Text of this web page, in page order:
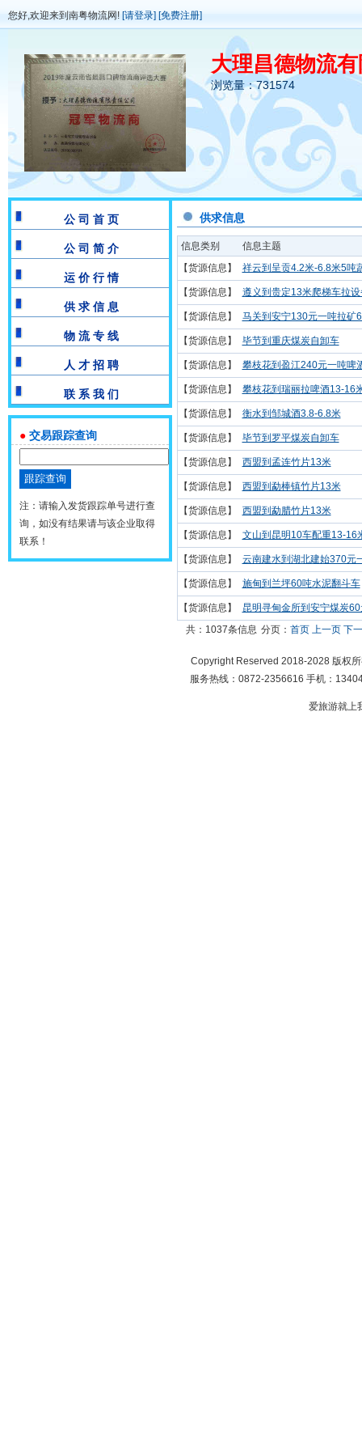
您好,欢迎来到南粤物流网! [请登录] [免费注册]
大理昌德物流
浏览量：731574
公 司 首 页
公 司 简 介
运 价 行 情
供 求 信 息
物 流 专 线
人 才 招 聘
联 系 我 们
● 交易跟踪查询
注：请输入发货跟踪单号进行查
询，如没有结果请与该企业取得
联系！
供求信息
信息类别
信息主题
【货源信息】
祥云到呈贡4.2米-6.8米5吨
【货源信息】 遵义到贵定13米爬梯车拉设
【货源信息】 马关到安宁130元一吨拉矿
【货源信息】 毕节到重庆煤炭自卸车
【货源信息】 攀枝花到盈江240元一吨啤
【货源信息】 攀枝花到瑞丽拉啤酒13-16
【货源信息】 衡水到邹城酒3.8-6.8米
【货源信息】 毕节到罗平煤炭自卸车
【货源信息】 西盟到孟连竹片13米
【货源信息】 西盟到勐棒镇竹片13米
【货源信息】 西盟到勐腊竹片13米
【货源信息】 文山到昆明10车配重13-16
【货源信息】 云南建水到湖北建始370元
【货源信息】 施甸到兰坪60吨水泥翻斗车
【货源信息】
昆明寻甸金所到安宁煤炭
共：1037条信息 分页： 首页 上一页 下
Copyright Reserved 2018-2028 版权
服务热线：0872-2356616 手机：
爱旅游就上